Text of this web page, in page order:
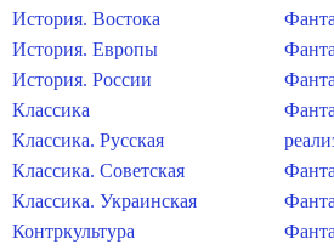
История. Востока
История. Европы
История. России
Классика
Классика. Русская
Классика. Советская
Классика. Украинская
Контркультура